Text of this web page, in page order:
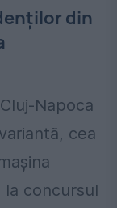
din
Napoca
cea
concursul